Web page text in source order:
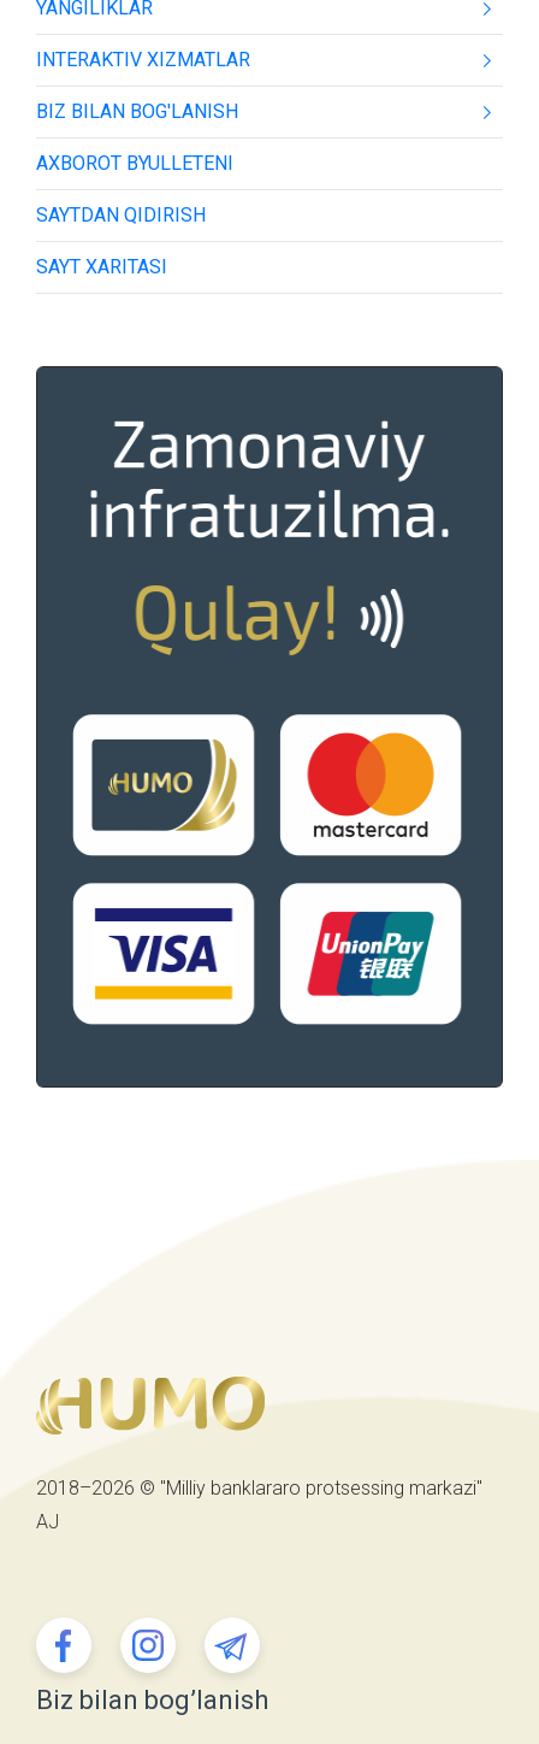
YANGILIKLAR
INTERAKTIV XIZMATLAR
BIZ BILAN BOG'LANISH
AXBOROT BYULLETENI
SAYTDAN QIDIRISH
SAYT XARITASI
2018–2026 © "Milliy banklararo protsessing markazi"
AJ
Biz bilan bog’lanish